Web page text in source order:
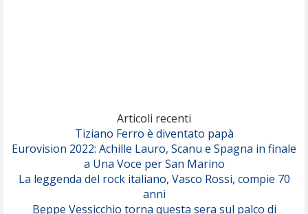
Articoli recenti
Tiziano Ferro è diventato papà
Eurovision 2022: Achille Lauro, Scanu e Spagna in finale
a Una Voce per San Marino
La leggenda del rock italiano, Vasco Rossi, compie 70
anni
Beppe Vessicchio torna questa sera sul palco di